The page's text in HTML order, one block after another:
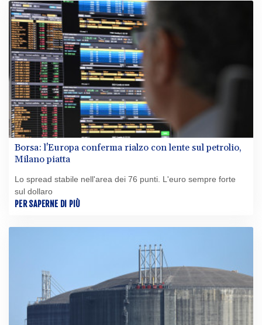
Borsa: l'Europa conferma rialzo con lente sul petrolio,
Milano piatta
Lo spread stabile nell'area dei 76 punti. L'euro sempre forte
sul dollaro
PER SAPERNE DI PIÙ